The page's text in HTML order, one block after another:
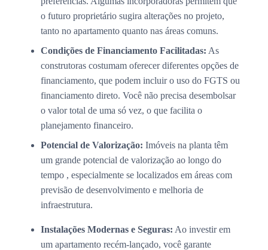
o futuro proprietário sugira alterações no projeto,
tanto no apartamento quanto nas áreas comuns.
Condições de Financiamento Facilitadas: As
construtoras costumam oferecer diferentes opções de
financiamento, que podem incluir o uso do FGTS ou
financiamento direto. Você não precisa desembolsar
o valor total de uma só vez, o que facilita o
planejamento financeiro.
Potencial de Valorização: Imóveis na planta têm
um grande potencial de valorização ao longo do
tempo , especialmente se localizados em áreas com
previsão de desenvolvimento e melhoria de
infraestrutura.
Instalações Modernas e Seguras: Ao investir em
um apartamento recém-lançado, você garante